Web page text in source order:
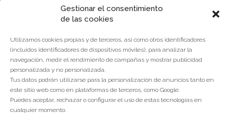
Gestionar el consentimiento
de las cookies
Utilizamos cookies propias y de terceros, así como otros identificadores
(incluidos identificadores de dispositivos móviles), para analizar la
navegación, medir el rendimiento de campañas y mostrar publicidad
personalizada y no personalizada.
Tus datos podrán utilizarse para la personalización de anuncios tanto en
este sitio web como en plataformas de terceros, como Google.
Puedes aceptar, rechazar o configurar el uso de estas tecnologías en
cualquier momento.
Cliquez pour accepter les cookies
marketing et activer ce contenu